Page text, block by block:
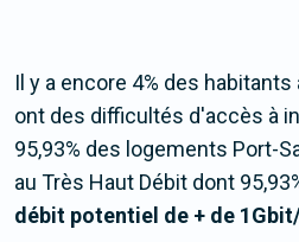
Il y a encore 4% des
ont des difficultés d'accès à
95,93% des logements Port-
au Très Haut Débit dont
débit potentiel de + de